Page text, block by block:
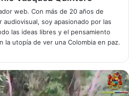
web. Con más de 20 años de
soy apasionado por las
las ideas libres y el pensamiento
la utopía de ver una Colombia en paz.